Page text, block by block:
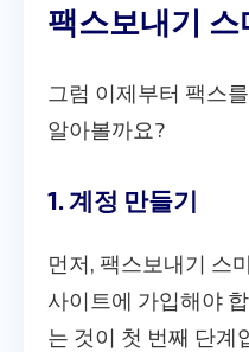
팩스보내기 스
그럼 이제부터 팩스
알아볼까요?
1. 계정 만들기
먼저, 팩스보내기 스
사이트에 가입해야
는 것이 첫 번째 단계